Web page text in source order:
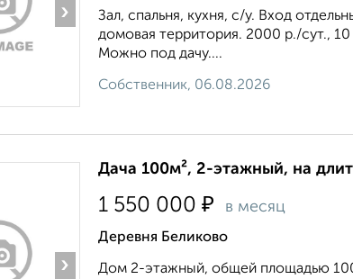
›
Зал, спальня, кухня, с/у. Вход
домовая территория. 2000 р./сут.,
Можно под дачу....
Собственник, 06.08.2026
›
Дача 100м², 2-этажный, на
1 550 000 ₽ в месяц
Деревня Беликово
Дом 2-этажный, общей площадью